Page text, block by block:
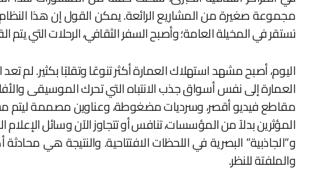
مجموعة صغيرة من المشاريع الرائعة. يمكن القول إن هذا
تستقر في المخيلة العامة؛ وأصبح السفر الثقافي، الرحلات التي
اليوم، أصبح مشهد استهلاك العمارة أكثر تنوعًا وتقلبًا بكثير. لم
العمارة إلى نفس أسواق جذب الانتباه التي تحرك الموسيقى
مقاطع فيديو أقصر، وسرديات مضغوطة، وعناوين مصممة ليتم
المؤثرين بدلاً من المؤسسات، تنافس أو تتجاوز الآن وسائل
و”الجاذبية” البصرية في اللحظات الافتتاحية. والنتيجة هي
والملفتة للنظر.